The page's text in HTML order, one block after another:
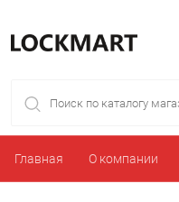
Главная О компании